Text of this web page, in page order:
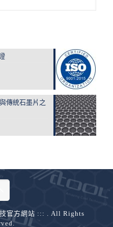
傳統石墨片之
官方網站 ::: . All Rights